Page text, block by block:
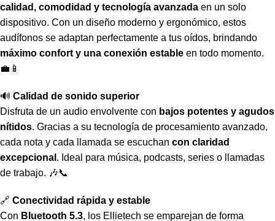
calidad, comodidad y tecnología avanzada en un solo
dispositivo. Con un diseño moderno y ergonómico, estos
audífonos se adaptan perfectamente a tus oídos, brindando
máximo confort y una conexión estable en todo momento.
💼📱
🔊 Calidad de sonido superior
Disfruta de un audio envolvente con bajos potentes y agudos
nítidos. Gracias a su tecnología de procesamiento avanzado,
cada nota y cada llamada se escuchan con claridad
excepcional . Ideal para música, podcasts, series o llamadas
de trabajo. 🎶📞
🔗 Conectividad rápida y estable
Con Bluetooth 5.3, los Ellietech se emparejan de forma